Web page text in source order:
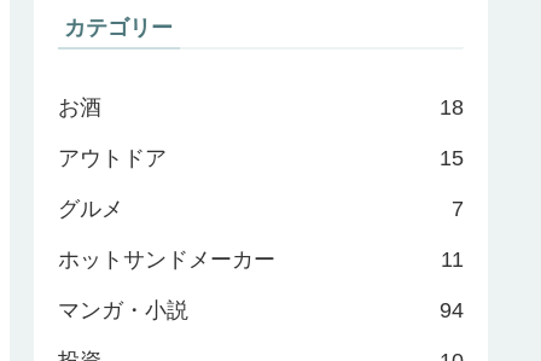
カテゴリー
お酒 18
アウトドア 15
グルメ 7
ホットサンドメーカー 11
マンガ・小説 94